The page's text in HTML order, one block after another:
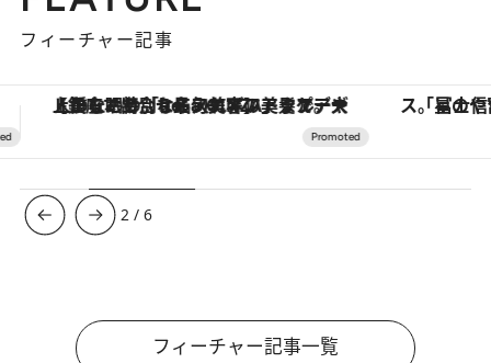
フィーチャー記事
「星のや富士」でデジタルデトックス。冨士信仰の歴史を辿り、心身を調える。 【夏限定ディナーコース】旬を
3 /6
フィーチャー記事一覧